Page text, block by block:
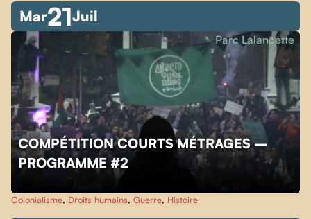
Mar21Juil
COMPÉTITION COURTS MÉTRAGES –
PROGRAMME #2
Parc Lalancette
Colonialisme, Droits humains, Guerre, Histoire